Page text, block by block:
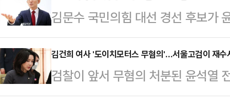
과 A씨는 2022년∼2024년 3년간
혐의로 경찰 수…
가능해 자율차의 신뢰성과 안전성
련 시장은 2024년 7억7000만 달
4000만 달러(4조9000억원)로 연
표준은 측정 거리·각도·속도의 범
을 규정하고 있다.…
김문수 국민의힘 대선 경선 후보가
연설로 증폭된 '계엄·탄핵 사과 논
건 간단한 오엑스(OX) 문제가 아
일 오전 여의도 대하빌딩 캠프 사무
계엄 대국민사과 내용을 담은 정강
김건희 여사 '도이치모터스 무혐의'…서울고검이 재수
검찰이 앞서 무혐의 처분된 윤석열
터스 주가조작 사건을 다시 수사하